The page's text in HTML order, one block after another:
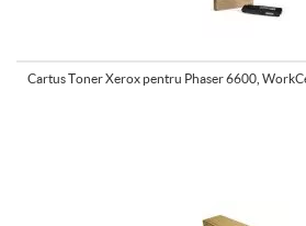
Cartus Toner Xerox pentru Phaser 6600,